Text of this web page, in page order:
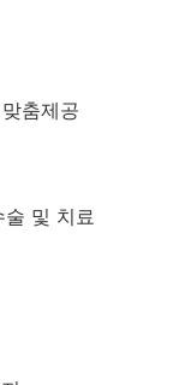
춤제공
및 치료